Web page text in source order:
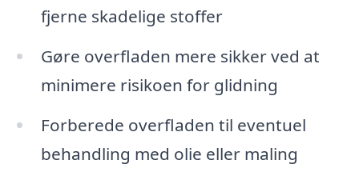
fjerne skadelige stoffer
Gøre overfladen mere sikker ved at
minimere risikoen for glidning
Forberede overfladen til eventuel
behandling med olie eller maling